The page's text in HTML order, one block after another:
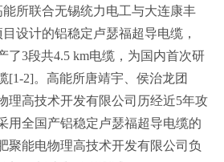
所联合无锡统力电工与大连康丰
设计的铝稳定卢瑟福超导电缆，
了3段共4.5 km电缆，为国内首次研
[1-2]。高能所唐靖宇、侯治龙团
理高技术开发有限公司历经近5年攻
用全国产铝稳定卢瑟福超导电缆的
聚能电物理高技术开发有限公司负